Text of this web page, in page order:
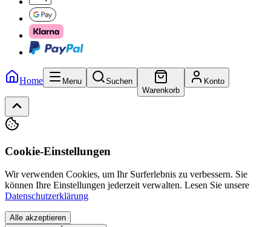
Home Menu
Suchen
Warenkorb
Konto
Cookie-Einstellungen
Wir verwenden Cookies, um Ihr Surferlebnis zu verbessern. Sie
können Ihre Einstellungen jederzeit verwalten. Lesen Sie unsere
Datenschutzerklärung
Alle akzeptieren